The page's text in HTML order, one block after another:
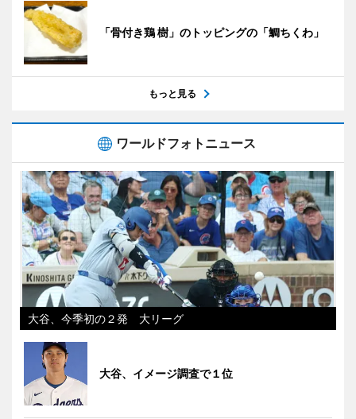
「骨付き鶏 樹」のトッピングの「鯛ちくわ」
もっと見る
ワールドフォトニュース
大谷、今季初の２発 大リーグ
大谷、イメージ調査で１位